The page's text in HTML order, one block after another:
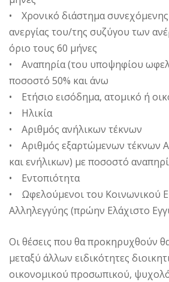
• Χρονικό διάστημα συνεχόμενης
ανεργίας του/της συζύγου των
όριο τους 60 μήνες
• Αναπηρία (του υποψηφίου
ποσοστό 50% και άνω
• Ετήσιο εισόδημα, ατομικό ή
• Ηλικία
• Αριθμός ανήλικων τέκνων
• Αριθμός εξαρτώμενων τέκνων
και ενήλικων) με ποσοστό
• Εντοπιότητα
• Ωφελούμενοι του Κοινωνικού
Αλληλεγγύης (πρώην Ελάχιστο
Οι θέσεις που θα προκηρυχθούν
μεταξύ άλλων ειδικότητες
οικονομικού προσωπικού,